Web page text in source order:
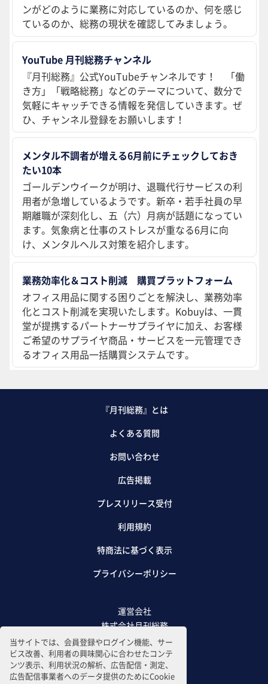
当サイトでは、会員登録やログイン機能、サー
ビス改善、利用者の興味関心に合わせたコンテ
ンツ表示、利用状況の解析、広告配信・測定、
広告配信事業者へのデータ提供のためにCookie
ンがどのように業務に対応しているのか、何を感じ
ているのか、総務の現状を確認してみましょう。
YouTube 月刊総務チャンネル
『月刊総務』公式YouTubeチャンネルです！ 「働
き方」「戦略総務」などのテーマについて、数分で
気軽にキャッチできる情報を発信していきます。ぜ
ひ、チャンネル登録をお願いします！
メンタル不調者が増える6月前にチェックしておき
たい10本
ゴールデンウイークが明け、退職代行サービスの利
用者が急増しているようです。新卒・若手社員の早
期離職が深刻化し、五（六）月病が話題になってい
ます。気象病と仕事のストレスが重なる6月に向
け、メンタルヘルス対策を紹介します。
業務効率化＆コスト削減 購買プラットフォーム
オフィス用品に関する困りごとを解決し、業務効率
化とコスト削減を実現いたします。Kobuyは、一貫
堂が提携するパートナーサプライヤに加え、お客様
ご希望のサプライヤ商品・サービスを一元管理でき
るオフィス用品一括購買システムです。
『月刊総務』とは
よくある質問
お問い合わせ
広告掲載
プレスリリース受付
利用規約
特商法に基づく表示
プライバシーポリシー
運営会社
株式会社月刊総務